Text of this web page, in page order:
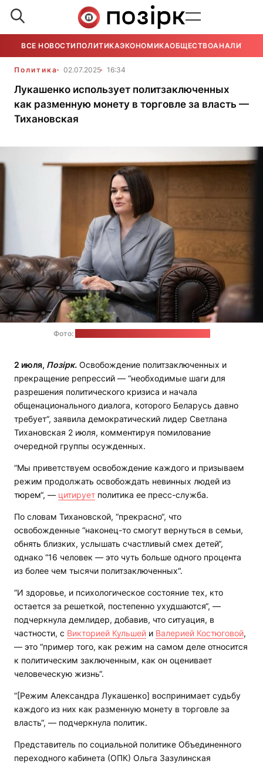
ВСЕ НОВОСТИ ПОЛИТИКАЭКОНОМИКАОБЩЕСТВОАНАЛИТИКА
Политика 02.07.2025 16:34
Лукашенко использует политзаключенных
как разменную монету в торговле за власть —
Тихановская
Фото:
2 июля, Позірк. Освобождение политзаключенных и
прекращение репрессий — “необходимые шаги для
разрешения политического кризиса и начала
общенационального диалога, которого Беларусь давно
требует“, заявила демократический лидер Светлана
Тихановская 2 июля, комментируя помилование
очередной группы осужденных.
“Мы приветствуем освобождение каждого и призываем
режим продолжать освобождать невинных людей из
тюрем“, — цитирует политика ее пресс-служба.
По словам Тихановской, “прекрасно“, что
освобожденные “наконец-то смогут вернуться в семьи,
обнять близких, услышать счастливый смех детей“,
однако “16 человек — это чуть больше одного процента
из более чем тысячи политзаключенных“.
“И здоровье, и психологическое состояние тех, кто
остается за решеткой, постепенно ухудшаются“, —
подчеркнула демлидер, добавив, что ситуация, в
частности, с Викторией Кульшей и Валерией Костюговой,
— это “пример того, как режим на самом деле относится
к политическим заключенным, как он оценивает
человеческую жизнь“.
“[Режим Александра Лукашенко] воспринимает судьбу
каждого из них как разменную монету в торговле за
власть“, — подчеркнула политик.
Представитель по социальной политике Объединенного
переходного кабинета (ОПК) Ольга Зазулинская